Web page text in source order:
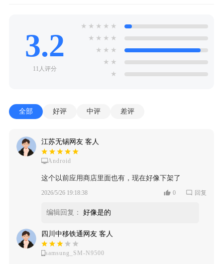
3.2
11人评分
★ ★ ★ ★ ★
★ ★ ★ ★
★ ★ ★
★ ★
★
全部 好评 中评 差评
江苏无锡网友 客人
Android
这个以前应用商店里面也有，现在好像下架了
2026/5/26 19:18:38 0 回复
编辑回复： 好像是的
四川中移铁通网友 客人
samsung_SM-N9500